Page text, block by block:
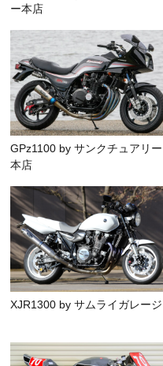
ー本店
GPz1100 by サンクチュアリー
本店
XJR1300 by サムライガレージ